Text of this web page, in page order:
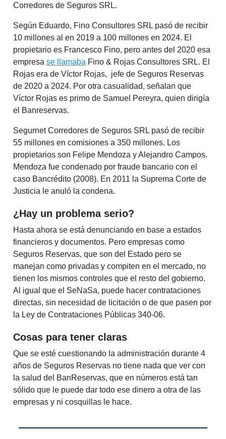
Corredores de Seguros SRL.
Según Eduardo, Fino Consultores SRL pasó de recibir
10 millones al en 2019 a 100 millones en 2024. El
propietario es Francesco Fino, pero antes del 2020 esa
empresa se llamaba Fino & Rojas Consultores SRL. El
Rojas era de Víctor Rojas, jefe de Seguros Reservas
de 2020 a 2024. Por otra casualidad, señalan que
Víctor Rojas es primo de Samuel Pereyra, quien dirigía
el Banreservas.
Segurnet Corredores de Seguros SRL pasó de recibir
55 millones en comisiones a 350 millones. Los
propietarios son Felipe Mendoza y Alejandro Campos.
Mendoza fue condenado por fraude bancario con el
caso Bancrédito (2008). En 2011 la Suprema Corte de
Justicia le anuló la condena.
¿Hay un problema serio?
Hasta ahora se está denunciando en base a estados
financieros y documentos. Pero empresas como
Seguros Reservas, que son del Estado pero se
manejan como privadas y compiten en el mercado, no
tienen los mismos controles que el resto del gobierno.
Al igual que el SeNaSa, puede hacer contrataciones
directas, sin necesidad de licitación o de que pasen por
la Ley de Contrataciones Públicas 340-06.
Cosas para tener claras
Que se esté cuestionando la administración durante 4
años de Seguros Reservas no tiene nada que ver con
la salud del BanReservas, que en números está tan
sólido que le puede dar todo ese dinero a otra de las
empresas y ni cosquillas le hace.